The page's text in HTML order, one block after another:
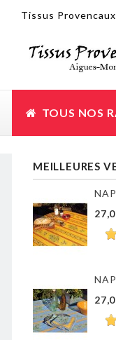
Tissus
TOUS NOS
MEILLEURES